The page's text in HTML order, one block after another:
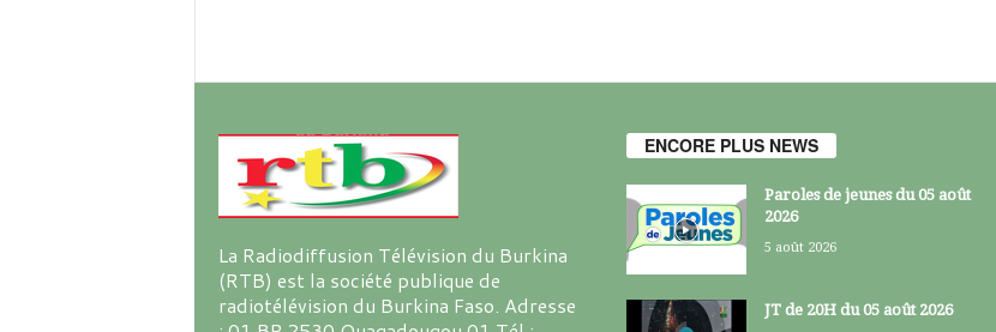
La Radiodiffusion Télévision du Burkina
(RTB) est la société publique de
radiotélévision du Burkina Faso. Adresse
ENCORE PLUS NEWS
Paroles de jeunes du 05 août
2026
5 août 2026
JT de 20H du 05 août 2026